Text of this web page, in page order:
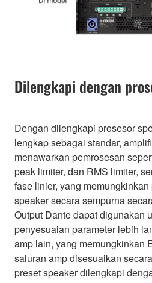
Dilengkapi dengan
Dengan dilengkapi prosesor
lengkap sebagai standar,
menawarkan pemrosesan
peak limiter, dan RMS limiter,
fase linier, yang
speaker secara sempurna
Output Dante dapat digunakan
penyesuaian parameter lebih
amp lain, yang memungkinkan
saluran amp disesuaikan
preset speaker dilengkapi